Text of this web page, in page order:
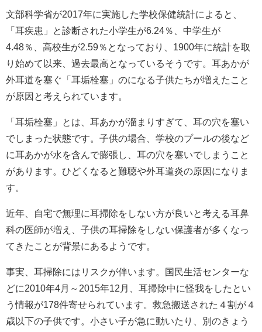
文部科学省が2017年に実施した学校保健統計によると、
「耳疾患」と診断された小学生が6.24％、中学生が
4.48％、高校生が2.59％となっており、1900年に統計を取
り始めて以来、過去最高となっているそうです。耳あかが
外耳道を塞ぐ「耳垢栓塞」のになる子供たちが増えたこと
が原因と考えられています。
「耳垢栓塞」とは、耳あかが溜まりすぎて、耳の穴を塞い
でしまった状態です。子供の場合、学校のプールの後など
に耳あかが水を含んで膨張し、耳の穴を塞いでしまうこと
があります。ひどくなると難聴や外耳道炎の原因になりま
す。
近年、自宅で無理に耳掃除をしない方が良いと考える耳鼻
科の医師が増え、子供の耳掃除をしない保護者が多くなっ
てきたことが背景にあるようです。
事実、耳掃除にはリスクが伴います。国民生活センターな
どに2010年4月～2015年12月、耳掃除中に怪我をしたとい
う情報が178件寄せられています。救急搬送された４割が４
歳以下の子供です。小さい子が急に動いたり、別のきょう